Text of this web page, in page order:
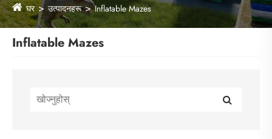
घर उत्पादनहरू Inflatable Mazes
Inflatable Mazes